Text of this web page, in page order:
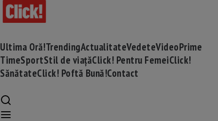
Ultima Oră!TrendingActualitateVedeteVideoPrime
TimeSportStil de viațăClick! Pentru FemeiClick!
SănătateClick! Poftă Bună!Contact